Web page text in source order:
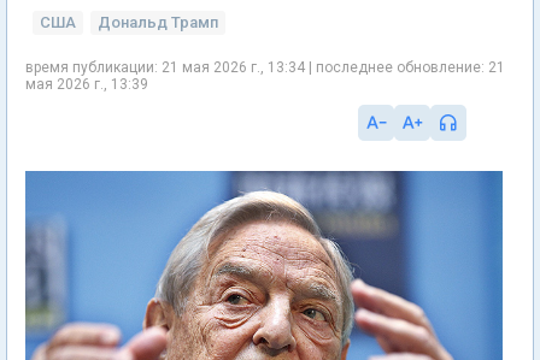
США Дональд Трамп
время публикации: 21 мая 2026 г., 13:34 | последнее обновление: 21
мая 2026 г., 13:39